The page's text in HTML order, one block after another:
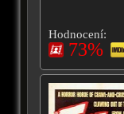
Hodnocení:
73%